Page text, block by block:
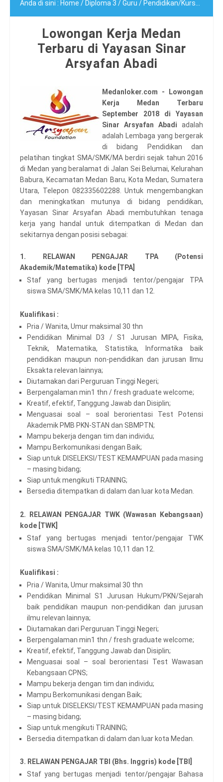
Anda di sini : Home / Diploma 3 /Guru / Pendidikan/Kursus
Lowongan Kerja Medan
Terbaru di Yayasan Sinar
Arsyafan Abadi
Medanloker.com - Lowongan
Kerja Medan Terbaru
September 2018 di Yayasan
Sinar Arsyafan Abadi adalah
adalah Lembaga yang bergerak
di bidang Pendidikan dan
pelatihan tingkat SMA/SMK/MA berdiri sejak tahun 2016
di Medan yang beralamat di Jalan Sei Belumai, Kelurahan
Babura, Kecamatan Medan Baru, Kota Medan, Sumatera
Utara, Telepon 082335602288. Untuk mengembangkan
dan meningkatkan mutunya di bidang pendidikan,
Yayasan Sinar Arsyafan Abadi membutuhkan tenaga
kerja yang handal untuk ditempatkan di Medan dan
sekitarnya dengan posisi sebagai:
1. RELAWAN PENGAJAR TPA (Potensi
Akademik/Matematika) kode [TPA]
Staf yang bertugas menjadi tentor/pengajar TPA
siswa SMA/SMK/MA kelas 10,11 dan 12.
Kualifikasi :
Pria / Wanita, Umur maksimal 30 thn
Pendidikan Minimal D3 / S1 Jurusan MIPA, Fisika,
Teknik, Matematika, Statistika, Informatika baik
pendidikan maupun non-pendidikan dan jurusan Ilmu
Eksakta relevan lainnya;
Diutamakan dari Perguruan Tinggi Negeri;
Berpengalaman min1 thn / fresh graduate welcome;
Kreatif, efektif, Tanggung Jawab dan Disiplin;
Menguasai soal – soal berorientasi Test Potensi
Akademik PMB PKN-STAN dan SBMPTN;
Mampu bekerja dengan tim dan individu;
Mampu Berkomunikasi dengan Baik;
Siap untuk DISELEKSI/TEST KEMAMPUAN pada masing
– masing bidang;
Siap untuk mengikuti TRAINING;
Bersedia ditempatkan di dalam dan luar kota Medan.
2. RELAWAN PENGAJAR TWK (Wawasan Kebangsaan)
kode [TWK]
Staf yang bertugas menjadi tentor/pengajar TWK
siswa SMA/SMK/MA kelas 10,11 dan 12.
Kualifikasi :
Pria / Wanita, Umur maksimal 30 thn
Pendidikan Minimal S1 Jurusan Hukum/PKN/Sejarah
baik pendidikan maupun non-pendidikan dan jurusan
ilmu relevan lainnya;
Diutamakan dari Perguruan Tinggi Negeri;
Berpengalaman min1 thn / fresh graduate welcome;
Kreatif, efektif, Tanggung Jawab dan Disiplin;
Menguasai soal – soal berorientasi Test Wawasan
Kebangsaan CPNS;
Mampu bekerja dengan tim dan individu;
Mampu Berkomunikasi dengan Baik;
Siap untuk DISELEKSI/TEST KEMAMPUAN pada masing
– masing bidang;
Siap untuk mengikuti TRAINING;
Bersedia ditempatkan di dalam dan luar kota Medan.
3. RELAWAN PENGAJAR TBI (Bhs. Inggris) kode [TBI]
Staf yang bertugas menjadi tentor/pengajar Bahasa